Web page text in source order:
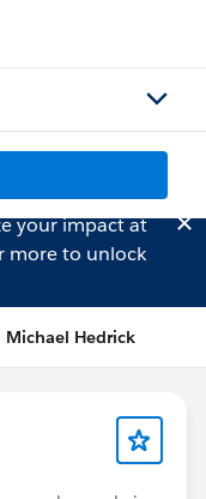
your impact at
more to unlock
Hedrick